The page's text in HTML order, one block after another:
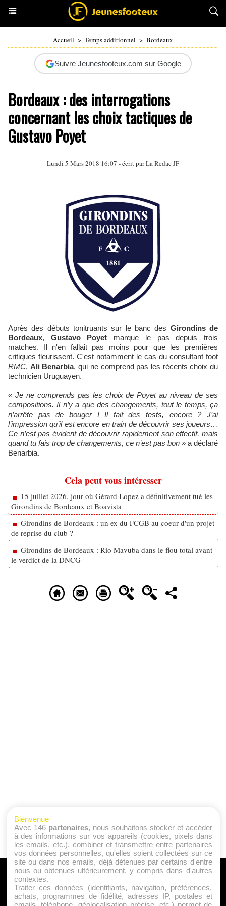
Accueil > Temps additionnel > Bordeaux
Suivre Jeunesfooteux.com sur Google
Bordeaux : des interrogations
concernant les choix tactiques de
Gustavo Poyet
Lundi 5 Mars 2018 16:07 - écrit par La Redac JF
Après des débuts tonitruants sur le banc des Girondins de
Bordeaux, Gustavo Poyet marque le pas depuis trois
matches. Il n'en fallait pas moins pour que les premières
critiques fleurissent. C'est notamment le cas du consultant foot
RMC, Ali Benarbia, qui ne comprend pas les récents choix du
technicien Uruguayen.
« Je ne comprends pas les choix de Poyet au niveau de ses
compositions. Il n’y a que des changements, tout le temps, ça
n’arrête pas de bouger ! Il fait des tests, encore ? J’ai
l’impression qu’il est encore en train de découvrir ses joueurs…
Ce n’est pas évident de découvrir rapidement son effectif, mais
quand tu fais trop de changements, ce n’est pas bon » a déclaré
Benarbia.
Cela peut vous intéresser
15 juillet 2026, jour où Gérard Lopez a définitivement tué les
Girondins de Bordeaux et Boavista
Girondins de Bordeaux : un ex du FCGB au coeur d'un projet
de reprise du club ?
Girondins de Bordeaux : Rio Mavuba dans le flou total avant
le verdict de la DNCG
A PROPOS
Qui sommes nous ?
Mentions Légales
Bienvenue
Avec 146 partenaires, nous souhaitons stocker et accéder
à des informations sur vos appareils (cookies, pixels dans
les emails, etc.), combiner et transmettre entre partenaires
vos données personnelles, qu'elles soient collectées sur ce
site ou dans nos emails, déjà détenues par certains d'entre
nous ou obtenues ultérieurement, y compris dans d'autres
contextes.
Traiter ces données (identifiants, navigation, préférences,
achats, programmes de fidélité, adresses IP, postales et